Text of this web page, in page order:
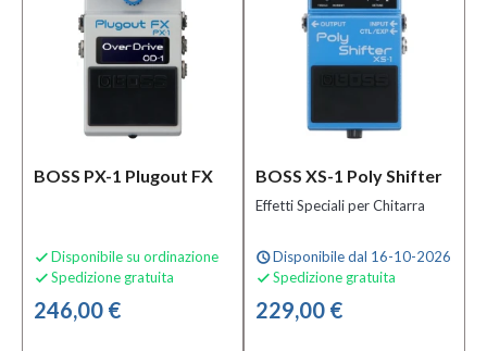
BOSS PX-1 Plugout FX
 Disponibile su ordinazione
 Spedizione gratuita
246,00 €
BOSS XS-1 Poly Shifter
Effetti Speciali per Chitarra
scheduleDisponibile dal 16-10-2026
 Spedizione gratuita
229,00 €